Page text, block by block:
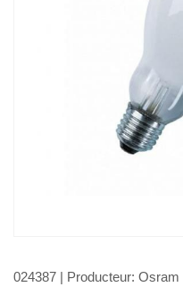
024387 | Producteur: Osram